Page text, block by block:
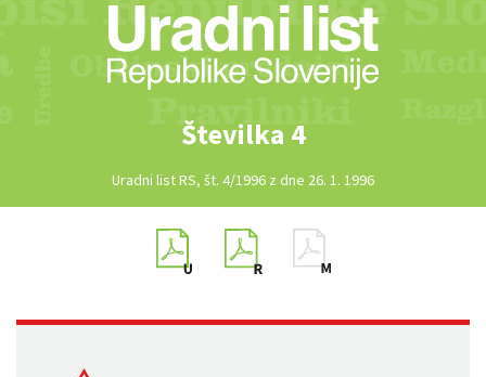
Številka 4
Uradni list RS, št. 4/1996 z dne 26. 1. 1996